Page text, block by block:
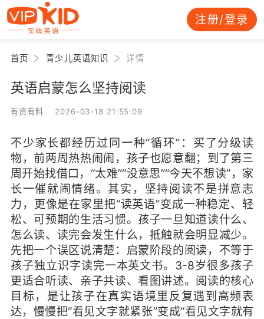
注册/登录
首页 青少儿英语知识 详情
英语启蒙怎么坚持阅读
有资有料 2026-03-18 21:55:09
不少家长都经历过同一种“循环”：买了分级读
物，前两周热热闹闹，孩子也愿意翻；到了第三
周开始找借口，“太难”“没意思”“今天不想读”，家
长一催就闹情绪。其实，坚持阅读不是拼意志
力，更像是在家里把“读英语”变成一种稳定、轻
松、可预期的生活习惯。孩子一旦知道读什么、
怎么读、读完会发生什么，抵触就会明显减少。
先把一个误区说清楚：启蒙阶段的阅读，不等于
孩子独立识字读完一本英文书。3-8岁很多孩子
更适合听读、亲子共读、看图讲述。阅读的核心
目标，是让孩子在真实语境里反复遇到高频表
达，慢慢把“看见文字就紧张”变成“看见文字就有